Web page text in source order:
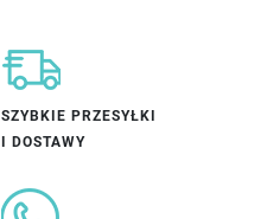
SZYBKIE PRZESYŁKI
I DOSTAWY